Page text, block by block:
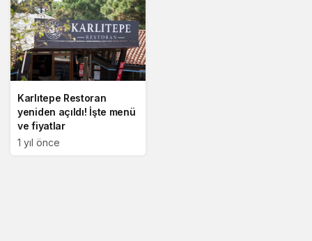
Karlıtepe Restoran
yeniden açıldı! İşte menü
ve fiyatlar
1 yıl önce